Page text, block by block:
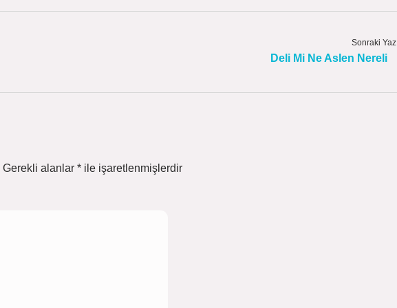
Sonraki
Deli Mi Ne Aslen Nereli
Gerekli alanlar * ile işaretlenmişlerdir